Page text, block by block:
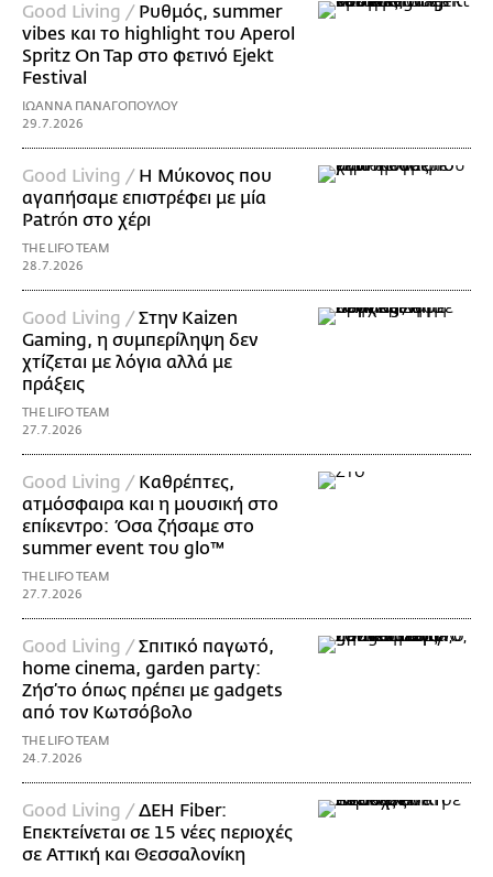
Good Living / Ρυθμός, summer
vibes και το highlight του Aperol
Spritz On Tap στο φετινό Ejekt
Festival
ΙΩΑΝΝΑ ΠΑΝΑΓΟΠΟΥΛΟΥ
29.7.2026
Good Living / Η Μύκονος που
αγαπήσαμε επιστρέφει με μία
Patrón στο χέρι
THE LIFO TEAM
28.7.2026
Good Living /Στην Kaizen
Gaming, η συμπερίληψη δεν
χτίζεται με λόγια αλλά με
πράξεις
THE LIFO TEAM
27.7.2026
Good Living / Καθρέπτες,
ατμόσφαιρα και η μουσική στο
επίκεντρο: Όσα ζήσαμε στο
summer event του glo™
THE LIFO TEAM
27.7.2026
Good Living /Σπιτικό παγωτό,
home cinema, garden party:
Ζήσ’το όπως πρέπει με gadgets
από τον Κωτσόβολο
THE LIFO TEAM
24.7.2026
Good Living /ΔΕΗ Fiber:
Επεκτείνεται σε 15 νέες περιοχές
σε Αττική και Θεσσαλονίκη